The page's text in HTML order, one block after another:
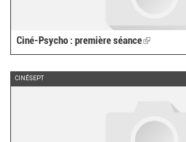
Ciné-Psycho : première séance(link
is
CINÉSEPT